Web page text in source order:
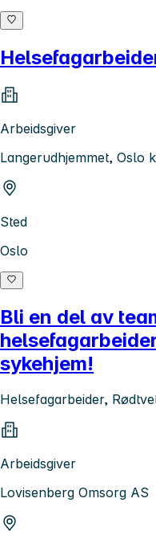
Arbeidsgiver
Langerudhjemmet, Oslo
Sted
Oslo
Bli en del av
sykehjem!
Helsefagarbeider,
Arbeidsgiver
Lovisenberg Omsorg AS